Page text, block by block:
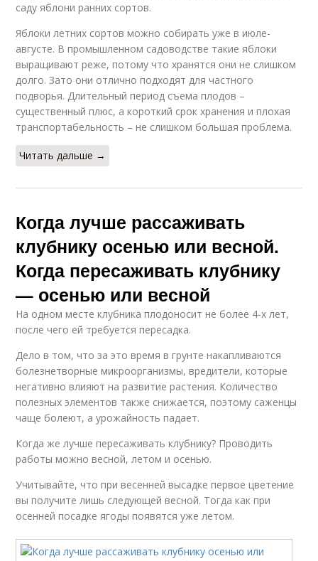
саду яблони ранних сортов.
Яблоки летних сортов можно собирать уже в июле-
августе. В промышленном садоводстве такие яблоки
выращивают реже, потому что хранятся они не слишком
долго. Зато они отлично подходят для частного
подворья. Длительный период съема плодов –
существенный плюс, а короткий срок хранения и плохая
транспортабельность – не слишком большая проблема.
Читать дальше →
Когда лучше рассаживать
клубнику осенью или весной.
Когда пересаживать клубнику
— осенью или весной
На одном месте клубника плодоносит не более 4-х лет,
после чего ей требуется пересадка.
Дело в том, что за это время в грунте накапливаются
болезнетворные микроорганизмы, вредители, которые
негативно влияют на развитие растения. Количество
полезных элементов также снижается, поэтому саженцы
чаще болеют, а урожайность падает.
Когда же лучше пересаживать клубнику? Проводить
работы можно весной, летом и осенью.
Учитывайте, что при весенней высадке первое цветение
вы получите лишь следующей весной. Тогда как при
осенней посадке ягоды появятся уже летом.